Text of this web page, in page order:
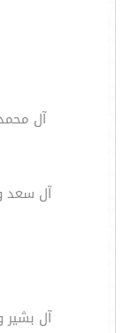
آل
آل سعد
آل